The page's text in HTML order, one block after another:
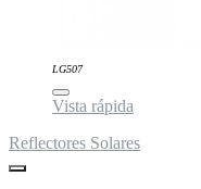
LG507
Vista rápida
Reflectores Solares